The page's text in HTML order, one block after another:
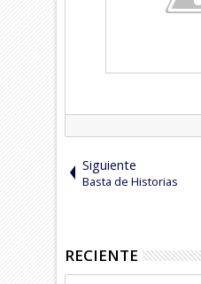
Siguiente
Basta de Historias
RECIENTE